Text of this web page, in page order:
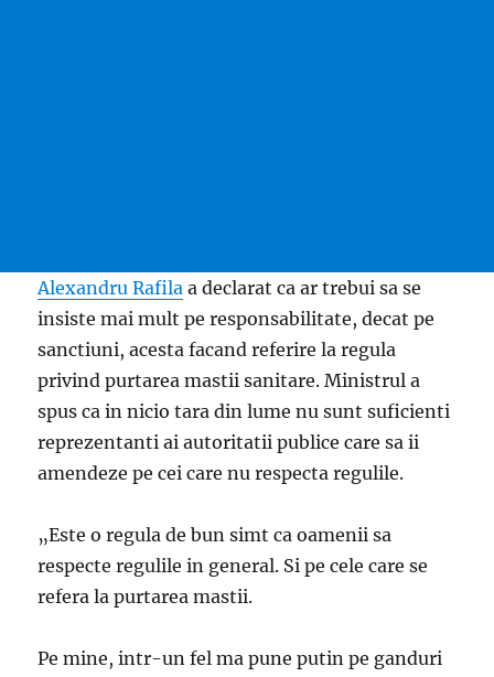
Alexandru Rafila a declarat ca ar trebui sa se
insiste mai mult pe responsabilitate, decat pe
sanctiuni, acesta facand referire la regula
privind purtarea mastii sanitare. Ministrul a
spus ca in nicio tara din lume nu sunt suficienti
reprezentanti ai autoritatii publice care sa ii
amendeze pe cei care nu respecta regulile.
„Este o regula de bun simt ca oamenii sa
respecte regulile in general. Si pe cele care se
refera la purtarea mastii.
Pe mine, intr-un fel ma pune putin pe ganduri